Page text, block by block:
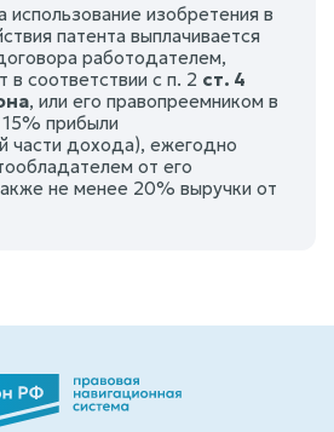
использование изобретения в
патента выплачивается
работодателем,
в соответствии с п. 2 ст. 4
, или его правопреемником в
прибыли
части дохода), ежегодно
от его
не менее 20% выручки от